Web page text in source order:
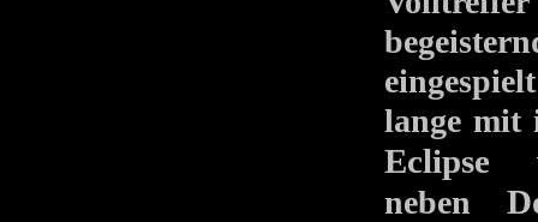
lange mit
Eclipse
neben